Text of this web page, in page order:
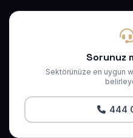
Sorunuz
Sektörünüze en uygun
444